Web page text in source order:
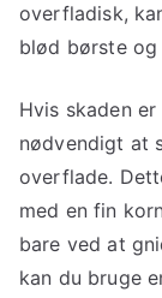
overfladisk,
blød børste og
Hvis skaden
nødvendigt at
overflade.
med en fin
bare ved at
kan du bruge